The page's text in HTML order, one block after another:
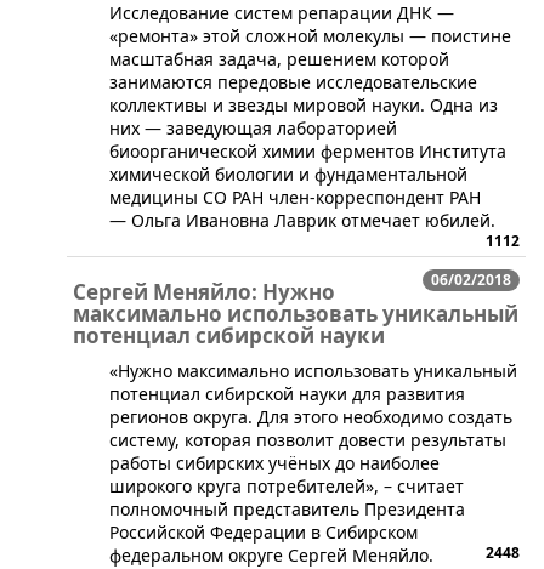
​Исследование систем репарации ДНК —
«ремонта» этой сложной молекулы — поистине
масштабная задача, решением которой
занимаются передовые исследовательские
коллективы и звезды мировой науки. Одна из
них — заведующая лабораторией
биоорганической химии ферментов Института
химической биологии и фундаментальной
медицины СО РАН член-корреспондент РАН
— Ольга Ивановна Лаврик отмечает юбилей.
1112
06/02/2018
Сергей Меняйло: Нужно
максимально использовать уникальный
потенциал сибирской науки
​«Нужно максимально использовать уникальный
потенциал сибирской науки для развития
регионов округа. Для этого необходимо создать
систему, которая позволит довести результаты
работы сибирских учёных до наиболее
широкого круга потребителей», – считает
полномочный представитель Президента
Российской Федерации в Сибирском
федеральном округе Сергей Меняйло.
2448